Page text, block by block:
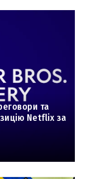
та
Netflix за